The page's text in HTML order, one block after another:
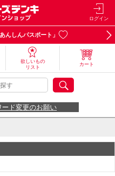
ログイン
んしんパスポート」
欲しいもの
リスト
カート
ド変更のお願い